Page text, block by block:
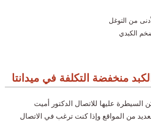
من التوغل
الكبدي
منخفضة التكلفة في ميدانتا
السيطرة عليها للاتصال الدكتور أميت
من المواقع وإذا كنت ترغب في الاتصال